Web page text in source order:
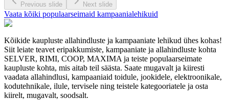
Previous slide Next slide
Vaata kõiki populaarseimaid kampaanialehikuid
Kõikide kaupluste allahindluste ja kampaaniate lehikud ühes kohas!
Siit leiate teavet eripakkumiste, kampaaniate ja allahindluste kohta
SELVER, RIMI, COOP, MAXIMA ja teiste populaarseimate
kaupluste kohta, mis aitab teil säästa. Saate mugavalt ja kiiresti
vaadata allahindlusi, kampaaniaid toidule, jookidele, elektroonikale,
kodutehnikale, ilule, tervisele ning teistele kategooriatele ja osta
kiirelt, mugavalt, soodsalt.